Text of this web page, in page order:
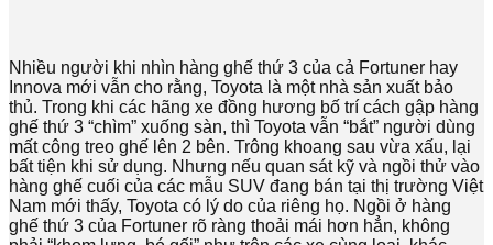
Nhiều người khi nhìn hàng ghế thứ 3 của cả Fortuner hay
Innova mới vẫn cho rằng, Toyota là một nhà sản xuất bảo
thủ. Trong khi các hãng xe đồng hương bố trí cách gập hàng
ghế thứ 3 “chìm” xuống sàn, thì Toyota vẫn “bắt” người dùng
mất công treo ghế lên 2 bên. Trông khoang sau vừa xấu, lại
bất tiện khi sử dụng. Nhưng nếu quan sát kỹ và ngồi thử vào
hàng ghế cuối của các mẫu SUV đang bán tại thị trường Việt
Nam mới thấy, Toyota có lý do của riêng họ. Ngồi ở hàng
ghế thứ 3 của Fortuner rõ ràng thoải mái hơn hẳn, không